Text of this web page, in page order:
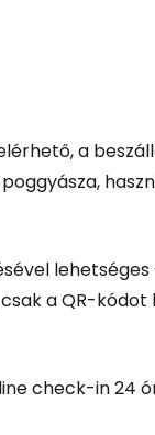
a
lehetséges
a QR-kódot
check-in 24
a Google-
a